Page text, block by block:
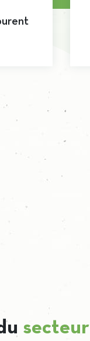
secteur